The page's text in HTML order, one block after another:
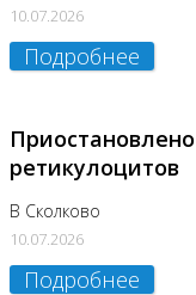
10.07.2026
Подробнее
ретикулоцитов
В Сколково
10.07.2026
Подробнее